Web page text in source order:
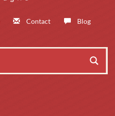
Contact
Blog